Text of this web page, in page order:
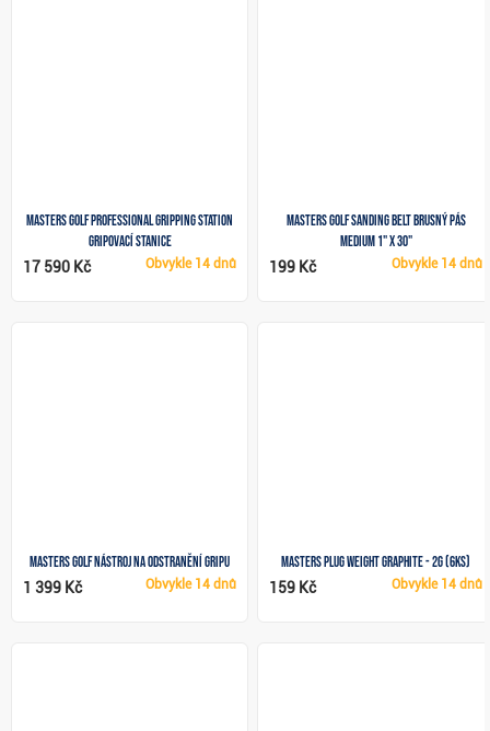
Masters Golf Professional Gripping Station
gripovací stanice
Obvykle 14 dnů
17 590 Kč
Masters Golf Sanding Belt brusný pás
Medium 1" x 30"
Obvykle 14 dnů
199 Kč
Masters Golf nástroj na odstranění gripu
Obvykle 14 dnů
1 399 Kč
Masters Plug Weight Graphite - 2g (6ks)
Obvykle 14 dnů
159 Kč